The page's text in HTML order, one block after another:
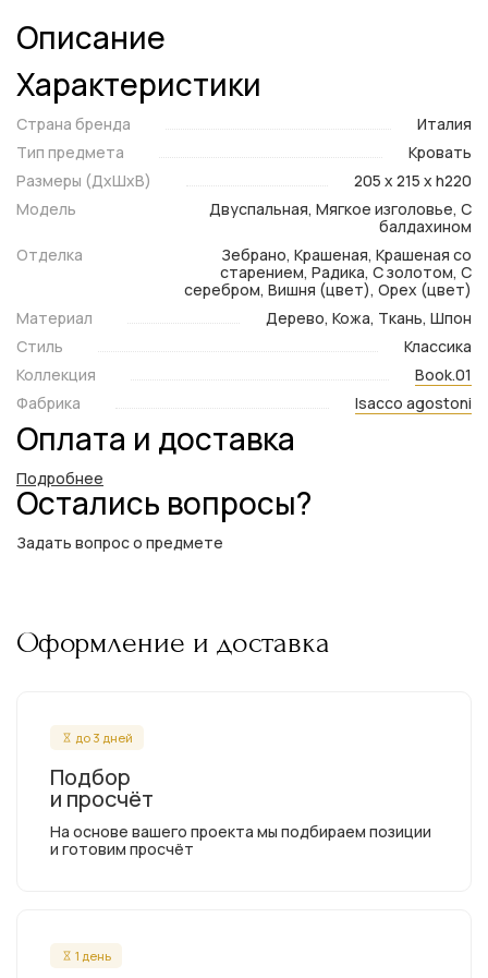
Описание
Характеристики
Страна бренда
Италия
Тип предмета
Кровать
Размеры (ДxШxВ)
205 x 215 x h220
Модель
Двуспальная, Мягкое изголовье, С
балдахином
Отделка
Зебрано, Крашеная, Крашеная со
старением, Радика, С золотом, С
серебром, Вишня (цвет), Орех (цвет)
Материал
Дерево, Кожа, Ткань, Шпон
Стиль
Классика
Коллекция
Book.01
Фабрика
Isacco agostoni
Оплата и доставка
Подробнее
Остались вопросы?
Задать вопрос о предмете
Оформление и доставка
до 3 дней
Подбор
и просчёт
На основе вашего проекта мы подбираем позиции
и готовим просчёт
1 день